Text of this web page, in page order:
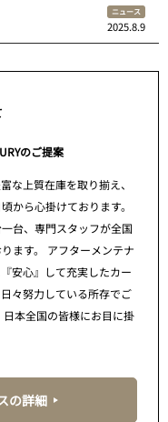
ニュース
2025.8.9
のご提案
な上質在庫を取り揃え、
から心掛けております。
台、専門スタッフが全国
ます。 アフターメンテナ
安心』して充実したカー
々努力している所存でご
本全国の皆様にお目に掛
の詳細